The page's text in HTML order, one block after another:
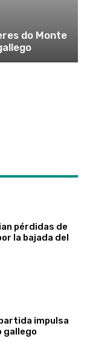
do Monte
pérdidas de
la bajada del
impulsa
gallego